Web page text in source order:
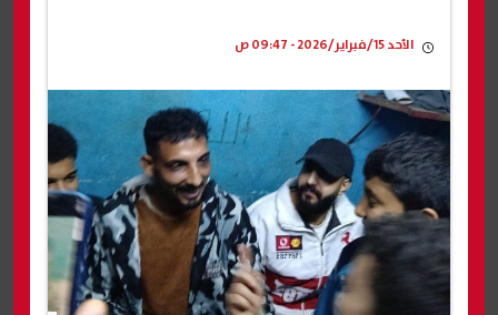
الأحد 15/فبراير/2026 - 09:47 ص